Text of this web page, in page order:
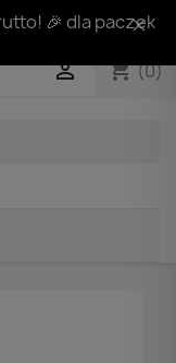
🎉 dla paczek
shopping_cart(0)
